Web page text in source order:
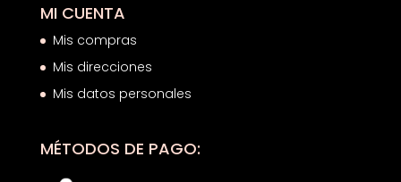
MI CUENTA
Mis compras
Mis direcciones
Mis datos personales
MÉTODOS DE PAGO: